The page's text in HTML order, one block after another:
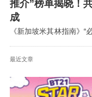
推介”榜单揭晓！
成
《新加坡米其林指南》“
最近文章